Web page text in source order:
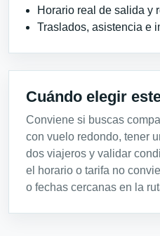
Horario real de salida y
Traslados, asistencia e
Cuándo elegir
Conviene si buscas
con vuelo redondo, tener
dos viajeros y validar
el horario o tarifa no
o fechas cercanas en la